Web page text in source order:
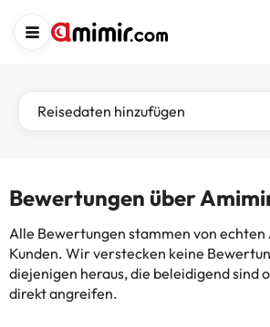
Reisedaten hinzufügen
Bewertungen über
Alle Bewertungen stammen von
Kunden. Wir verstecken keine
diejenigen heraus, die beleidigend sind
direkt angreifen.